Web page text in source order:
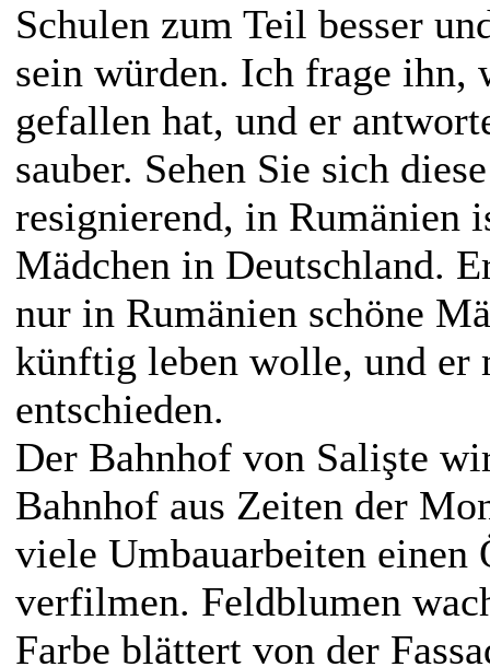
Schulen zum Teil besser
sein würden. Ich frage ihn,
gefallen hat, und er
sauber. Sehen Sie sich
resignierend, in Rumänien
Mädchen in Deutschland.
nur in Rumänien schöne
künftig leben wolle, und er
entschieden.
Der Bahnhof von Salişte
Bahnhof aus Zeiten der
viele Umbauarbeiten
verfilmen. Feldblumen
Farbe blättert von der